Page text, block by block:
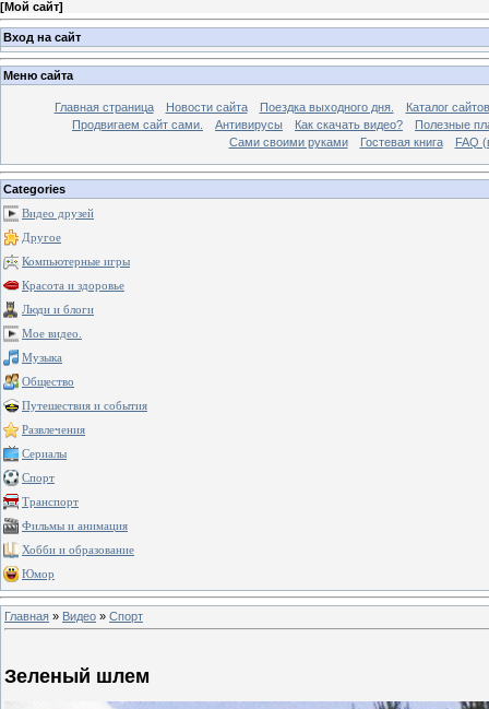
[Мой сайт]
Вход на сайт
Меню сайта
Главная страница Новости сайта Поездка выходного дня.
Каталог сайтов
Продвигаем сайт сами.
Антивирусы Как скачать видео?
Полезные
Сами своими руками
Гостевая книга FAQ
Categories
Видео друзей
Другое
Компьютерные игры
Красота и здоровье
Люди и блоги
Мое видео.
Музыка
Общество
Путешествия и события
Развлечения
Сериалы
Спорт
Транспорт
Фильмы и анимация
Хобби и образование
Юмор
Главная » Видео » Спорт
Зеленый шлем